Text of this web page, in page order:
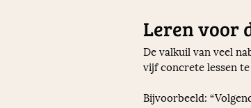
Leren voor
De valkuil van veel
vijf concrete lessen
Bijvoorbeeld: